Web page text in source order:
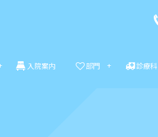
入院案内 部門 診療科